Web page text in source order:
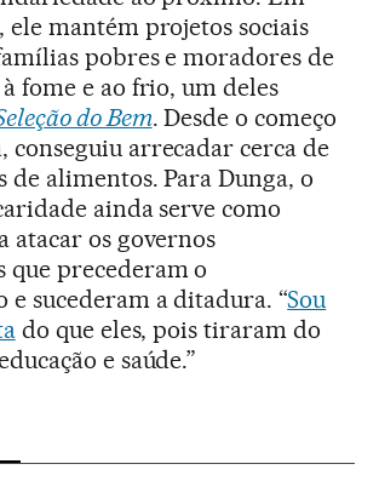
ele mantém projetos sociais
pobres e moradores de
fome e ao frio, um deles
do Bem. Desde o começo
conseguiu arrecadar cerca de
de alimentos. Para Dunga, o
ainda serve como
atacar os governos
que precederam o
e sucederam a ditadura. “Sou
do que eles, pois tiraram do
e saúde.”